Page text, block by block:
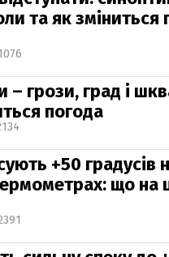
та як зміниться
– грози, град і
погода
+50 градусів
що на